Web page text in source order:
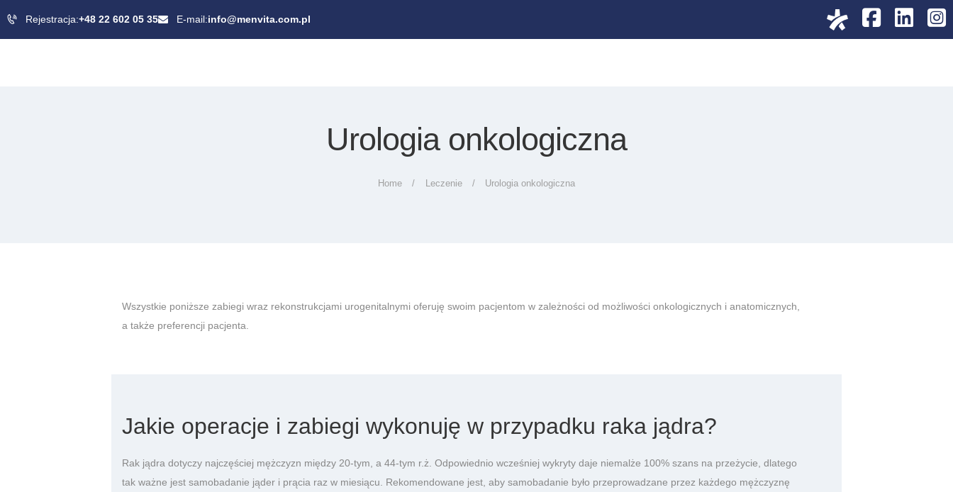
Rejestracja:+48 22 602 05 35 E-mail:info@menvita.com.pl
Urologia onkologiczna
Home Leczenie Urologia onkologiczna
Wszystkie poniższe zabiegi wraz rekonstrukcjami urogenitalnymi oferuję swoim pacjentom w zależności od możliwości onkologicznych i anatomicznych,
a także preferencji pacjenta.
Jakie operacje i zabiegi wykonuję w przypadku raka jądra?
Rak jądra dotyczy najczęściej mężczyzn między 20-tym, a 44-tym r.ż. Odpowiednio wcześniej wykryty daje niemalże 100% szans na przeżycie, dlatego
tak ważne jest samobadanie jąder i prącia raz w miesiącu. Rekomendowane jest, aby samobadanie było przeprowadzane przez każdego mężczyznę